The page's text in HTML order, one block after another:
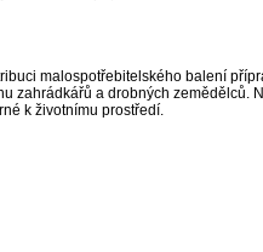
malospotřebitelského balení
zahrádkářů a drobných zemědělců.
k životnímu prostředí.